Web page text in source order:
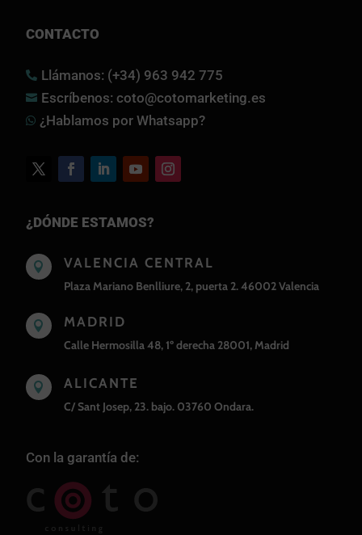
CONTACTO
 Llámanos: (+34) 963 942 775
 Escríbenos: coto@cotomarketing.es
 ¿Hablamos por Whatsapp?
¿DÓNDE ESTAMOS?
 VALENCIA CENTRAL
Plaza Mariano Benlliure, 2, puerta 2. 46002 Valencia
 MADRID
Calle Hermosilla 48, 1º derecha 28001, Madrid
 ALICANTE
C/ Sant Josep, 23. bajo. 03760 Ondara.
Con la garantía de: